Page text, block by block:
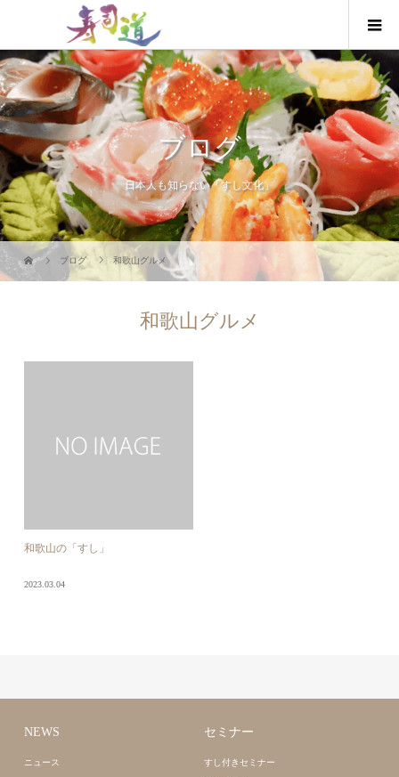
ブログ
日本人も知らない「すし文化」
ブログ 和歌山グルメ
和歌山グルメ
和歌山の「すし」
2023.03.04
NEWS
ニュース
セミナー
すし付きセミナー